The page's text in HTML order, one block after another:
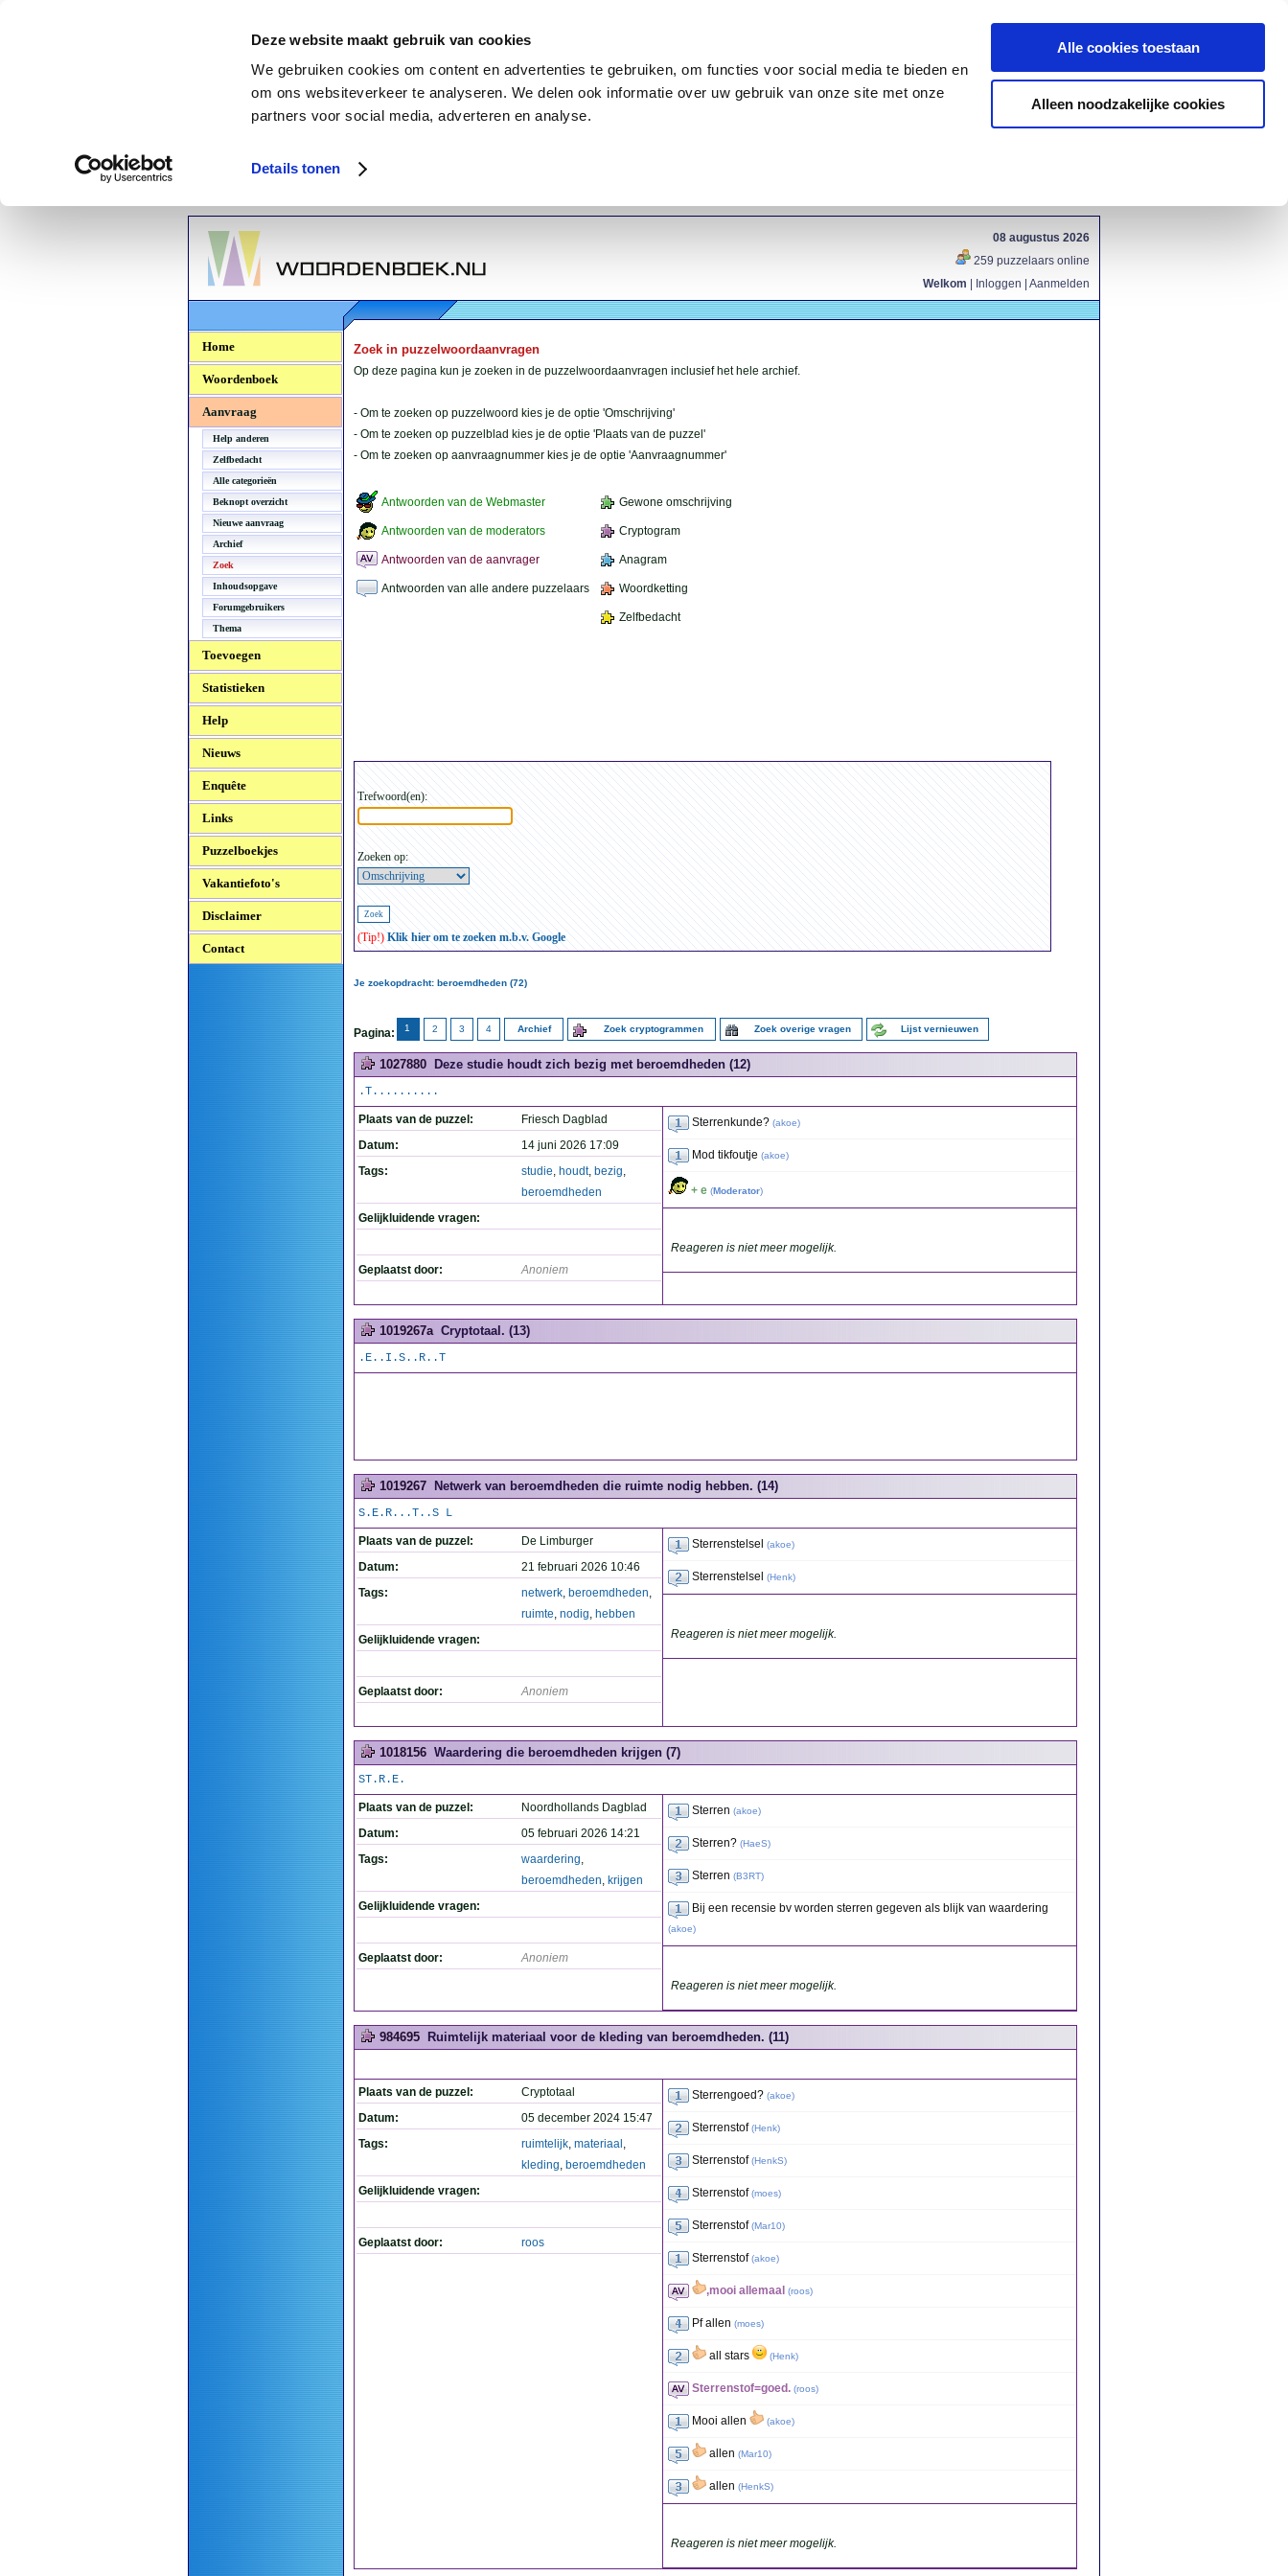
Deze website maakt gebruik van cookies
We gebruiken cookies om content en advertenties te gebruiken, om functies voor social media te bieden en
om ons websiteverkeer te analyseren. We delen ook informatie over uw gebruik van onze site met onze
partners voor social media, adverteren en analyse.
Details tonen
Alle cookies toestaan
Alleen noodzakelijke cookies
Woordenboek.NU
08 augustus 2026
259 puzzelaars online
Welkom
Inloggen Aanmelden
Home
Woordenboek
Aanvraag
Help anderen
Zelfbedacht
Alle categorieën
Beknopt overzicht
Nieuwe aanvraag
Archief
Zoek
Inhoudsopgave
Forumgebruikers
Thema
Toevoegen
Statistieken
Help
Nieuws
Enquête
Links
Puzzelboekjes
Vakantiefoto's
Disclaimer
Contact
Zoek in puzzelwoordaanvragen
Op deze pagina kun je zoeken in de puzzelwoordaanvragen inclusief het hele archief.
- Om te zoeken op puzzelwoord kies je de optie 'Omschrijving'
- Om te zoeken op puzzelblad kies je de optie 'Plaats van de puzzel'
- Om te zoeken op aanvraagnummer kies je de optie 'Aanvraagnummer'
Antwoorden van de Webmaster Gewone omschrijving
Antwoorden van de moderators Cryptogram
Antwoorden van de aanvrager Anagram
Antwoorden van alle andere puzzelaars Woordketting
Zelfbedacht
Trefwoord(en):
Zoeken op:
(Tip!) Klik hier om te zoeken m.b.v. Google
Je zoekopdracht: beroemdheden (72)
Pagina: 1 2 3 4 Archief Zoek cryptogrammen Zoek overige vragen Lijst vernieuwen
1027880 Deze studie houdt zich bezig met beroemdheden (12)
.T..........
Plaats van de puzzel:
Friesch Dagblad
Datum:
14 juni 2026 17:09
Tags:
studie, houdt, bezig,
beroemdheden
Gelijkluidende vragen:
Geplaatst door: Anoniem
Sterrenkunde? (akoe)
Mod tikfoutje (akoe)
+ e (Moderator)
Reageren is niet meer mogelijk.
1019267a Cryptotaal. (13)
.E..I.S..R..T
1019267 Netwerk van beroemdheden die ruimte nodig hebben. (14)
S.E.R...T..S L
Plaats van de puzzel:
De Limburger
Datum:
21 februari 2026 10:46
Tags:
netwerk, beroemdheden,
ruimte, nodig, hebben
Gelijkluidende vragen:
Geplaatst door: Anoniem
Sterrenstelsel (akoe)
Sterrenstelsel (Henk)
Reageren is niet meer mogelijk.
1018156 Waardering die beroemdheden krijgen (7)
ST.R.E.
Plaats van de puzzel:
Noordhollands Dagblad
Datum:
05 februari 2026 14:21
Tags:
waardering,
beroemdheden, krijgen
Gelijkluidende vragen:
Geplaatst door: Anoniem
Sterren (akoe)
Sterren? (HaeS)
Sterren (B3RT)
Bij een recensie bv worden sterren gegeven als blijk van waardering
(akoe)
Reageren is niet meer mogelijk.
984695 Ruimtelijk materiaal voor de kleding van beroemdheden. (11)
Plaats van de puzzel:
Cryptotaal
Datum:
05 december 2024 15:47
Tags:
ruimtelijk, materiaal ,
kleding, beroemdheden
Gelijkluidende vragen:
Geplaatst door: roos
Sterrengoed? (akoe)
Sterrenstof (Henk)
Sterrenstof (HenkS)
Sterrenstof (moes)
Sterrenstof (Mar10)
Sterrenstof (akoe)
,mooi allemaal (roos)
Pf allen (moes)
all stars (Henk)
Sterrenstof=goed. (roos)
Mooi allen (akoe)
allen (Mar10)
allen (HenkS)
Reageren is niet meer mogelijk.